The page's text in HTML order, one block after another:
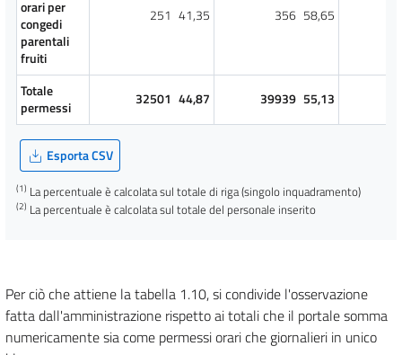
orari per
congedi
parentali
fruiti
251 41,35 356 58,65
Totale
permessi
32501 44,87 39939 55,13
Esporta CSV
(1) La percentuale è calcolata sul totale di riga (singolo inquadramento)
(2) La percentuale è calcolata sul totale del personale inserito
Per ciò che attiene la tabella 1.10, si condivide l'osservazione
fatta dall'amministrazione rispetto ai totali che il portale somma
numericamente sia come permessi orari che giornalieri in unico